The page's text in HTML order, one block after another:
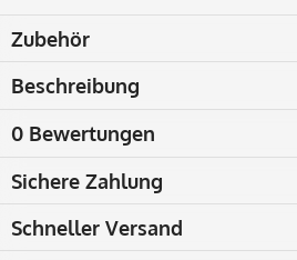
Zubehör
Beschreibung
0 Bewertungen
Sichere Zahlung
Schneller Versand